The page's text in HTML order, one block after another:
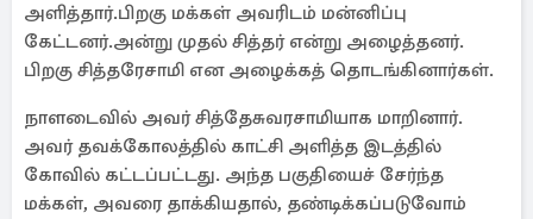
அளித்தார்.பிறகு மக்கள் அவரிடம் மன்னிப்பு
கேட்டனர்.அன்று முதல் சித்தர் என்று அழைத்தனர்.
பிறகு சித்தரேசாமி என அழைக்கத் தொடங்கினார்கள்.
நாளடைவில் அவர் சித்தேசுவரசாமியாக மாறினார்.
அவர் தவக்கோலத்தில் காட்சி அளித்த இடத்தில்
கோவில் கட்டப்பட்டது. அந்த பகுதியைச் சேர்ந்த
மக்கள், அவரை தாக்கியதால், தண்டிக்கப்படுவோம்